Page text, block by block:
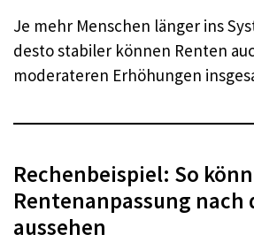
Je mehr Menschen länger ins
desto stabiler können Renten
moderateren Erhöhungen
Rechenbeispiel: So
Rentenanpassung nach
aussehen